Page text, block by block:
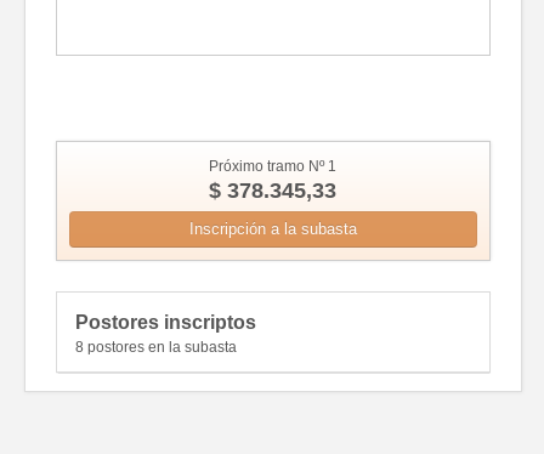
Próximo tramo Nº 1
$ 378.345,33
Inscripción a la subasta
Postores inscriptos
8 postores en la subasta